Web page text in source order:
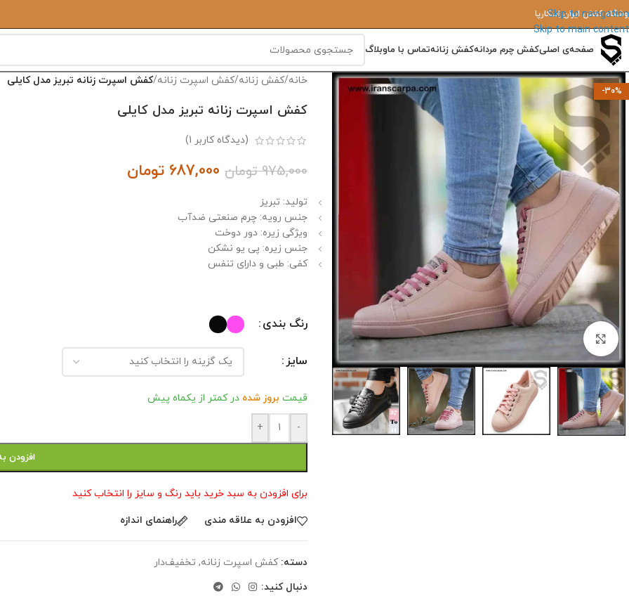
Skip to navigation
Skip to main content
کفش ایران‌ اِسکارپا
صفحه‌ی اصلیکفش چرم مردانهکفش زنانهتماس با ماوبلاگ
-30%
بزرگنمایی تصویر
خانه/کفش زنانه/کفش اسپرت زنانه/کفش اسپرت زنانه تبریز مدل کایلی
کفش اسپرت زنانه تبریز مدل کایلی
(دیدگاه کاربر 1
)
975,000 تومان 687,000 تومان
تولید: تبریز
جنس رویه: چرم صنعتی ضدآب
ویژگی زیره: دور دوخت
جنس زیره: پی یو نشکن
کفی: طبی و دارای تنفس
رنگ بندی
سایز
قیمت بروز شده در کمتر از یکماه پیش
-
+
افزودن
برای افزودن به سبد خرید باید رنگ و سایز را انتخاب کنید
افزودن به علاقه مندی راهنمای اندازه
دسته: کفش اسپرت زنانه, تخفیف‌دار
دنبال کنید: